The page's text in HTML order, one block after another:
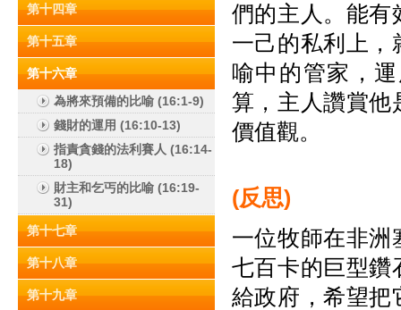
第十四章
第十五章
第十六章
為將來預備的比喻 (16:1-9)
錢財的運用 (16:10-13)
指責貪錢的法利賽人 (16:14-
18)
財主和乞丐的比喻 (16:19-
31)
第十七章
第十八章
第十九章
們的主人。能有
一己的私利上，
喻中的管家，
算，主人讚賞他
價值觀。
(反思)
一位牧師在非洲
七百卡的巨型鑽
給政府，希望把